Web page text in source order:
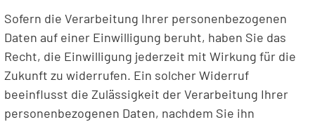
Sofern die Verarbeitung Ihrer personenbezogenen
Daten auf einer Einwilligung beruht, haben Sie das
Recht, die Einwilligung jederzeit mit Wirkung für die
Zukunft zu widerrufen. Ein solcher Widerruf
beeinflusst die Zulässigkeit der Verarbeitung Ihrer
personenbezogenen Daten, nachdem Sie ihn